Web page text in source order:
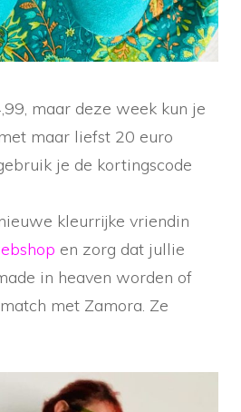
maar deze week kun je
maar liefst 20 euro
je de kortingscode
kleurrijke vriendin
en zorg dat jullie
in heaven worden of
met Zamora. Ze